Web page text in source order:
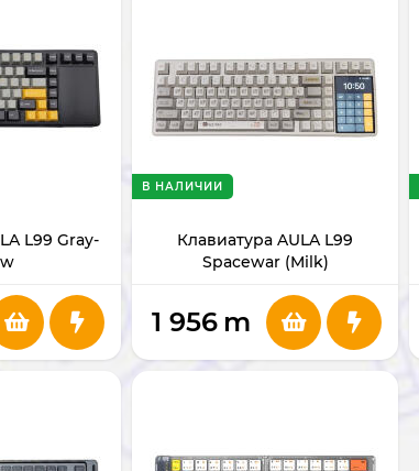
L99 Gray-
Клавиатура AULA L99
Spacewar (Milk)
В НАЛИЧИИ
1 956 m